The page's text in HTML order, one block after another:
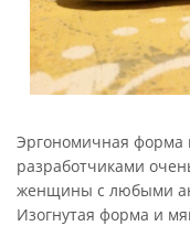
Эргономичная форма
разработчиками
женщины с любыми
Изогнутая форма и